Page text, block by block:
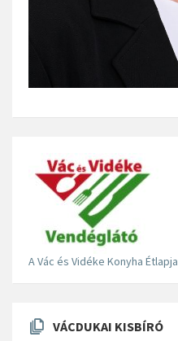
A Vác és Vidéke Konyha Étlapja
VÁCDUKAI KISBÍRÓ